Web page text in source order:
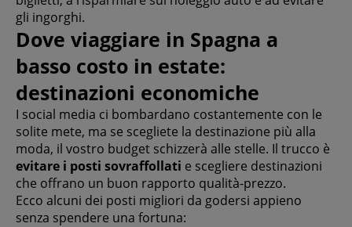
gli ingorghi.
Dove viaggiare in Spagna a
basso costo in estate:
destinazioni economiche
I social media ci bombardano costantemente con le
solite mete, ma se scegliete la destinazione più alla
moda, il vostro budget schizzerà alle stelle. Il trucco è
evitare i posti sovraffollati e scegliere destinazioni
che offrano un buon rapporto qualità-prezzo.
Ecco alcuni dei posti migliori da godersi appieno
senza spendere una fortuna: